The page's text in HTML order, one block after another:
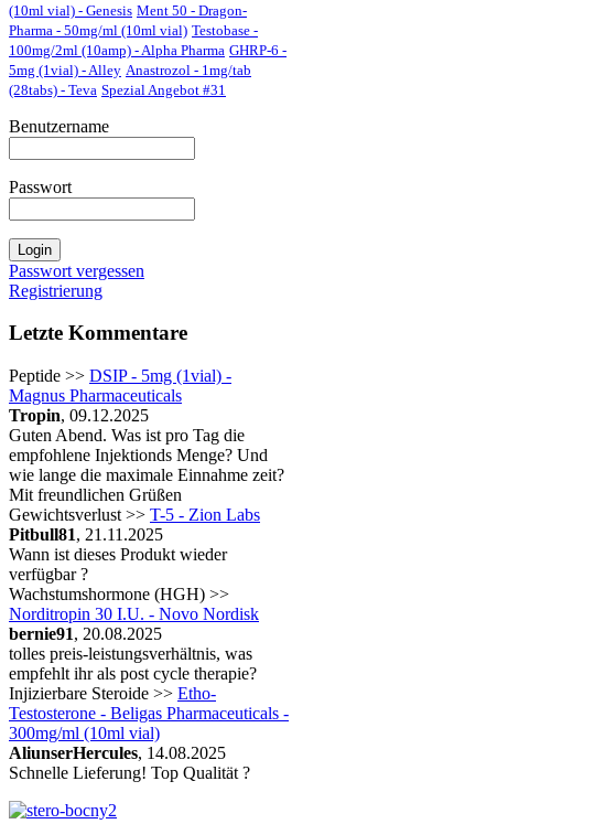
(10ml vial) - Genesis Ment 50 - Dragon-
Pharma - 50mg/ml (10ml vial) Testobase -
100mg/2ml (10amp) - Alpha Pharma GHRP-6 -
5mg (1vial) - Alley Anastrozol - 1mg/tab
(28tabs) - Teva Spezial Angebot #31
Benutzername
Passwort
Passwort vergessen
Registrierung
Letzte Kommentare
Peptide >> DSIP - 5mg (1vial) -
Magnus Pharmaceuticals
Tropin, 09.12.2025
Guten Abend. Was ist pro Tag die
empfohlene Injektionds Menge? Und
wie lange die maximale Einnahme zeit?
Mit freundlichen Grüßen
Gewichtsverlust >> T-5 - Zion Labs
Pitbull81, 21.11.2025
Wann ist dieses Produkt wieder
verfügbar ?
Wachstumshormone (HGH) >>
Norditropin 30 I.U. - Novo Nordisk
bernie91, 20.08.2025
tolles preis-leistungsverhältnis, was
empfehlt ihr als post cycle therapie?
Injizierbare Steroide >> Etho-
Testosterone - Beligas Pharmaceuticals -
300mg/ml (10ml vial)
AliunserHercules, 14.08.2025
Schnelle Lieferung! Top Qualität ?